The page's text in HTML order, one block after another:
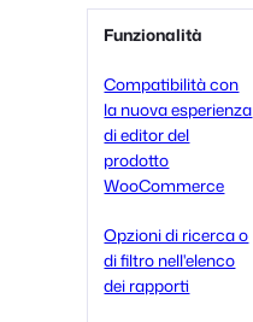
Funzionalità
Compatibilità con
la nuova esperienza
di editor del
prodotto
WooCommerce
Opzioni di ricerca o
di filtro nell'elenco
dei rapporti